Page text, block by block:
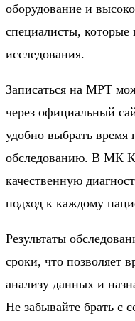
оборудование и
специалисты, которые
исследования.
Записаться на МРТ
через официальный
удобно выбрать время
обследованию. В МК
качественную
подход к каждому
Результаты
сроки, что позволяет
анализу данных и
Не забывайте брать с